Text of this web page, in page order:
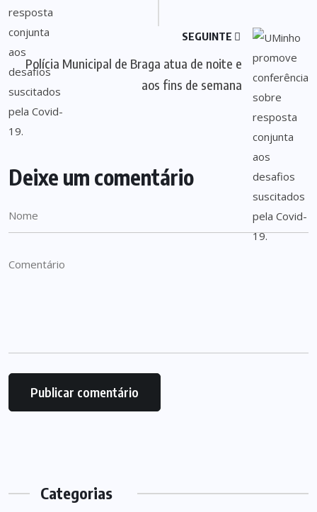
SEGUINTE
Polícia Municipal de Braga atua de noite e
aos fins de semana
Deixe um comentário
Categorias